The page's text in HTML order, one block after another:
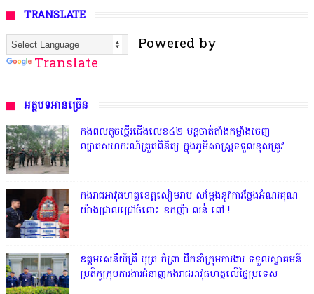
TRANSLATE
Powered by
Translate
អត្ថបទអានច្រើន
កងពលតូចថ្មើរជើងលេខ៤២ បន្តចាត់តាំងកម្លាំងចេញ
ល្បាតសហករណ៍ត្រួតពិនិត្យ ក្នុងភូមិសាស្រ្តទទួលខុសត្រូវ
កងរាជអាវុធហត្ថខេត្តសៀមរាប សម្តែងនូវការថ្លែងអំណរគុណ
យ៉ាងជ្រាលជ្រៅចំពោះ ឧកញ៉ា លន់ ពៅ !
ឧត្តមសេនីយ៍ត្រី បុត្រ កំព្រា ដឹកនាំក្រុមការងារ ទទួលស្វាគមន៍
ប្រតិភូក្រុមការងារជំនាញកងរាជអាវុធហត្ថលើផ្ទៃប្រទេស